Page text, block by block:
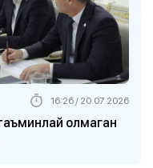
олмаган
16:26 / 20.07.2026